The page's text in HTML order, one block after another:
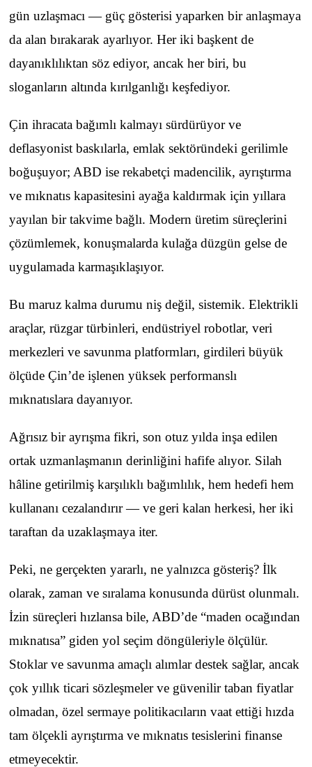
gün uzlaşmacı — güç gösterisi yaparken bir anlaşmaya
da alan bırakarak ayarlıyor. Her iki başkent de
dayanıklılıktan söz ediyor, ancak her biri, bu
sloganların altında kırılganlığı keşfediyor.
Çin ihracata bağımlı kalmayı sürdürüyor ve
deflasyonist baskılarla, emlak sektöründeki gerilimle
boğuşuyor; ABD ise rekabetçi madencilik, ayrıştırma
ve mıknatıs kapasitesini ayağa kaldırmak için yıllara
yayılan bir takvime bağlı. Modern üretim süreçlerini
çözümlemek, konuşmalarda kulağa düzgün gelse de
uygulamada karmaşıklaşıyor.
Bu maruz kalma durumu niş değil, sistemik. Elektrikli
araçlar, rüzgar türbinleri, endüstriyel robotlar, veri
merkezleri ve savunma platformları, girdileri büyük
ölçüde Çin’de işlenen yüksek performanslı
mıknatıslara dayanıyor.
Ağrısız bir ayrışma fikri, son otuz yılda inşa edilen
ortak uzmanlaşmanın derinliğini hafife alıyor. Silah
hâline getirilmiş karşılıklı bağımlılık, hem hedefi hem
kullananı cezalandırır — ve geri kalan herkesi, her iki
taraftan da uzaklaşmaya iter.
Peki, ne gerçekten yararlı, ne yalnızca gösteriş? İlk
olarak, zaman ve sıralama konusunda dürüst olunmalı.
İzin süreçleri hızlansa bile, ABD’de “maden ocağından
mıknatısa” giden yol seçim döngüleriyle ölçülür.
Stoklar ve savunma amaçlı alımlar destek sağlar, ancak
çok yıllık ticari sözleşmeler ve güvenilir taban fiyatlar
olmadan, özel sermaye politikacıların vaat ettiği hızda
tam ölçekli ayrıştırma ve mıknatıs tesislerini finanse
etmeyecektir.